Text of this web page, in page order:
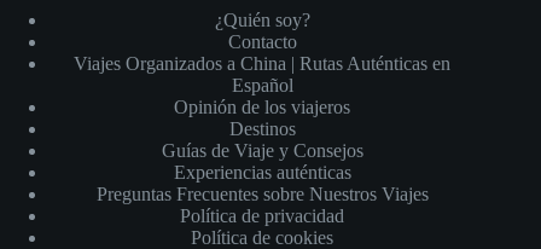
¿Quién soy?
Contacto
Viajes Organizados a China | Rutas Auténticas en
Español
Opinión de los viajeros
Destinos
Guías de Viaje y Consejos
Experiencias auténticas
Preguntas Frecuentes sobre Nuestros Viajes
Política de privacidad
Política de cookies